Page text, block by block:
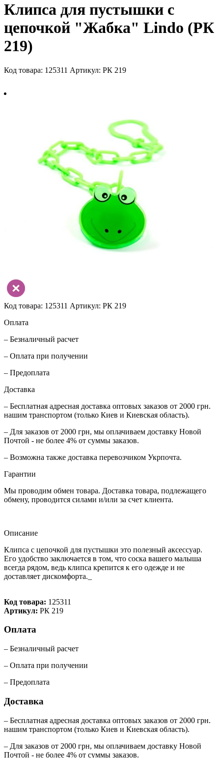
Клипса для пустышки с
цепочкой "Жабка" Lindo (РК
219)
Код товара: 125311 Артикул: РК 219
Код товара: 125311 Артикул: РК 219
Оплата
– Безналичный расчет
– Оплата при получении
– Предоплата
Доставка
– Бесплатная адресная доставка оптовых заказов от 2000 грн.
нашим транспортом (только Киев и Киевская область).
– Для заказов от 2000 грн, мы оплачиваем доставку Новой
Почтой - не более 4% от суммы заказов.
– Возможна также доставка перевозчиком Укрпочта.
Гарантии
Мы проводим обмен товара. Доставка товара, подлежащего
обмену, проводится силами и/или за счет клиента.
Описание
Клипса с цепочкой для пустышки это полезный аксессуар.
Его удобство заключается в том, что соска вашего малыша
всегда рядом, ведь клипса крепится к его одежде и не
доставляет дискомфорта._
Код товара: 125311
Артикул: РК 219
Оплата
– Безналичный расчет
– Оплата при получении
– Предоплата
Доставка
– Бесплатная адресная доставка оптовых заказов от 2000 грн.
нашим транспортом (только Киев и Киевская область).
– Для заказов от 2000 грн, мы оплачиваем доставку Новой
Почтой - не более 4% от суммы заказов.